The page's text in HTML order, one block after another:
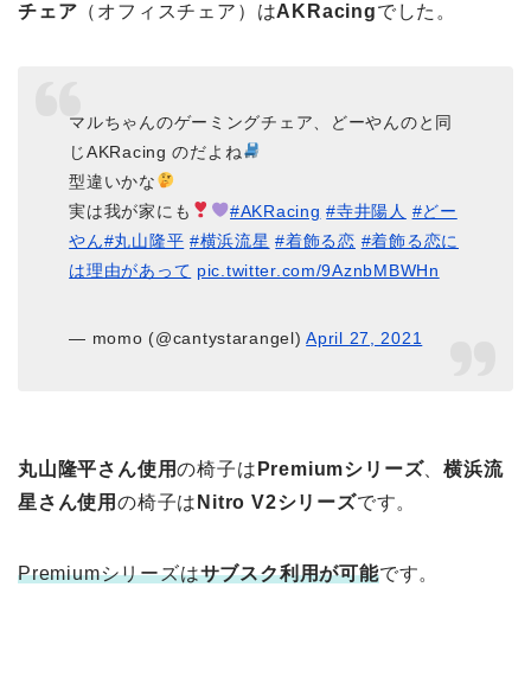
チェア （オフィスチェア）はAKRacingでした。
マルちゃんのゲーミングチェア、どーやんのと同
じAKRacing のだよね
型違いかな
実は我が家にも
#AKRacing #寺井陽人 #どー
やん#丸山隆平 #横浜流星 #着飾る恋 #着飾る恋に
は理由があって pic.twitter.com/9AznbMBWHn
— momo (@cantystarangel)April 27, 2021
丸山隆平さん使用の椅子は Premiumシリーズ、横浜流
星さん使用 の椅子は Nitro V2シリーズです。
Premiumシリーズはサブスク利用が可能です。